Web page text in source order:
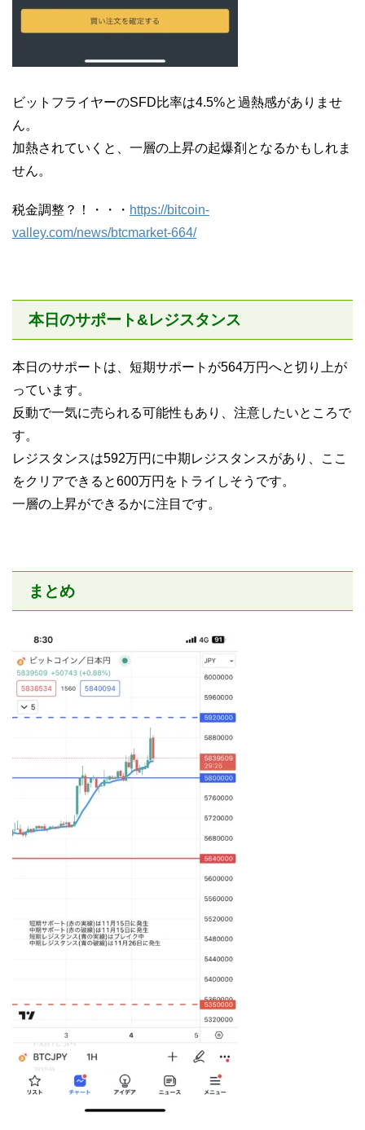
ビットフライヤーのSFD比率は4.5%と過熱感がありませ
ん。
加熱されていくと、一層の上昇の起爆剤となるかもしれま
せん。
税金調整？！・・・ https://bitcoin-
valley.com/news/btcmarket-664/
本日のサポート&レジスタンス
本日のサポートは、短期サポートが564万円へと切り上が
っています。
反動で一気に売られる可能性もあり、注意したいところで
す。
レジスタンスは592万円に中期レジスタンスがあり、ここ
をクリアできると600万円をトライしそうです。
一層の上昇ができるかに注目です。
まとめ